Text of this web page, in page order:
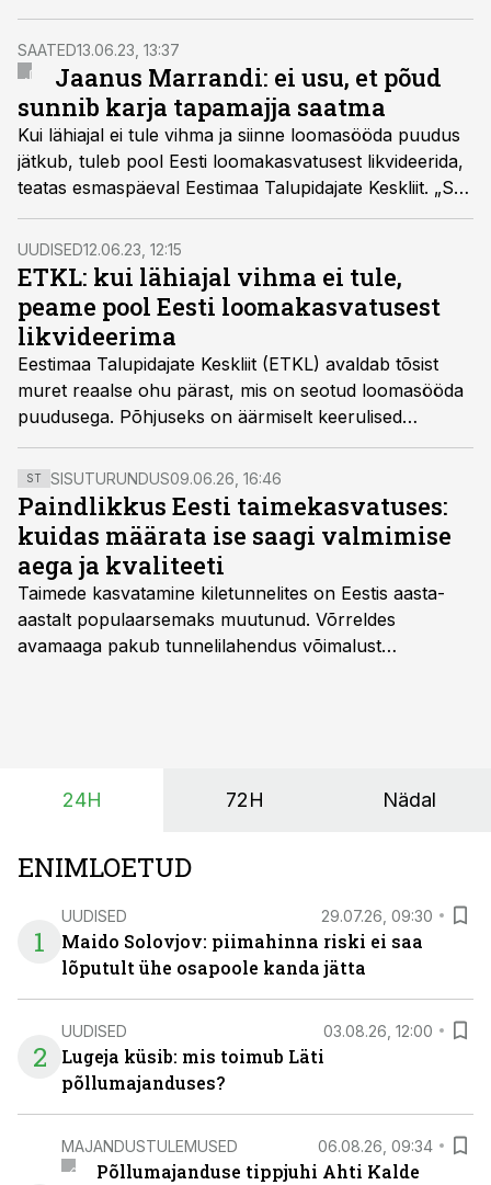
SAATED13.06.23, 13:37
Jaanus Marrandi: ei usu, et põud
sunnib karja tapamajja saatma
Kui lähiajal ei tule vihma ja siinne loomasööda puudus
jätkub, tuleb pool Eesti loomakasvatusest likvideerida,
teatas esmaspäeval Eestimaa Talupidajate Keskliit. „See
on nüüd küll veidi üledimensioneeritud,“ kommenteeris
Estonia Farmide juhatuse liige Jaanus Marrandi liidu
sõnumit.
UUDISED12.06.23, 12:15
ETKL: kui lähiajal vihma ei tule,
peame pool Eesti loomakasvatusest
likvideerima
Eestimaa Talupidajate Keskliit (ETKL) avaldab tõsist
muret reaalse ohu pärast, mis on seotud loomasööda
puudusega. Põhjuseks on äärmiselt keerulised
ilmastikutingimused. Põuaste ilmade tõttu ei ole talud
suutnud tänaseks piisavalt sööta varuda.
ST SISUTURUNDUS09.06.26, 16:46
Paindlikkus Eesti taimekasvatuses:
kuidas määrata ise saagi valmimise
aega ja kvaliteeti
Taimede kasvatamine kiletunnelites on Eestis aasta-
aastalt populaarsemaks muutunud. Võrreldes
avamaaga pakub tunnelilahendus võimalust
24H 72H Nädal
ENIMLOETUD
1
UUDISED 29.07.26, 09:30
Maido Solovjov: piimahinna riski ei saa
lõputult ühe osapoole kanda jätta
2
UUDISED 03.08.26, 12:00
Lugeja küsib: mis toimub Läti
põllumajanduses?
MAJANDUSTULEMUSED 06.08.26, 09:34
Põllumajanduse tippjuhi Ahti Kalde